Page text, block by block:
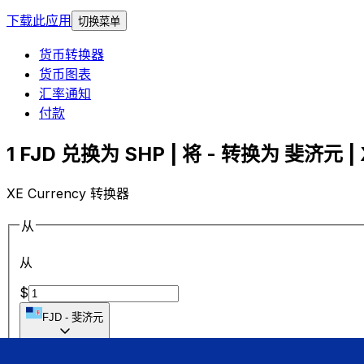
下载此应用 切换菜单
货币转换器
货币图表
汇率通知
付款
1 FJD 兑换为 SHP | 将 - 转换为 斐济元 |
XE Currency 转换器
从
从
$
FJD - 斐济元